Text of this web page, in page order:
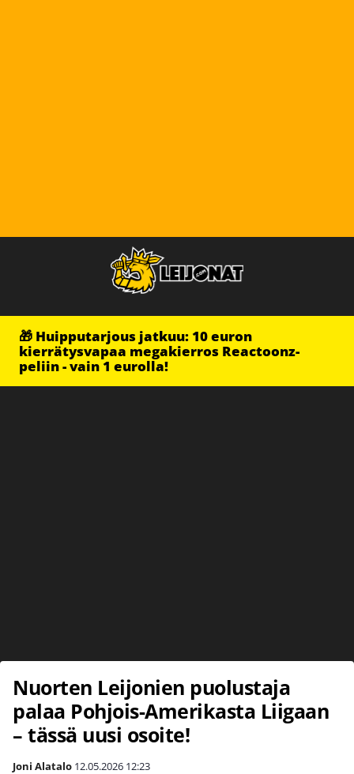
🎁 Huipputarjous jatkuu: 10 euron
kierrätysvapaa megakierros Reactoonz-
peliin - vain 1 eurolla!
Nuorten Leijonien puolustaja
palaa Pohjois-Amerikasta Liigaan
– tässä uusi osoite!
Joni Alatalo 12.05.2026 12:23